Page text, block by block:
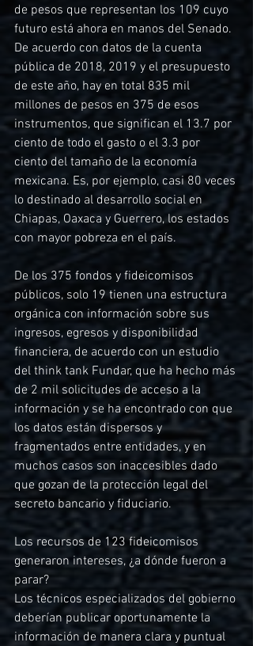
de pesos que representan los 109 cuyo
futuro está ahora en manos del Senado.
De acuerdo con datos de la cuenta
pública de 2018, 2019 y el presupuesto
de este año, hay en total 835 mil
millones de pesos en 375 de esos
instrumentos, que significan el 13.7 por
ciento de todo el gasto o el 3.3 por
ciento del tamaño de la economía
mexicana. Es, por ejemplo, casi 80 veces
lo destinado al desarrollo social en
Chiapas, Oaxaca y Guerrero, los estados
con mayor pobreza en el país.
De los 375 fondos y fideicomisos
públicos, solo 19 tienen una estructura
orgánica con información sobre sus
ingresos, egresos y disponibilidad
financiera, de acuerdo con un estudio
del think tank Fundar, que ha hecho más
de 2 mil solicitudes de acceso a la
información y se ha encontrado con que
los datos están dispersos y
fragmentados entre entidades, y en
muchos casos son inaccesibles dado
que gozan de la protección legal del
secreto bancario y fiduciario.
Los recursos de 123 fideicomisos
generaron intereses, ¿a dónde fueron a
parar?
Los técnicos especializados del gobierno
deberían publicar oportunamente la
información de manera clara y puntual